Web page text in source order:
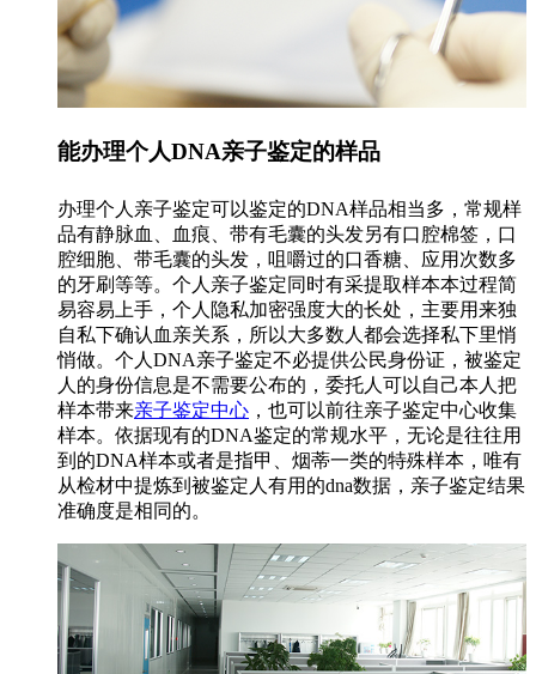
能办理个人DNA亲子鉴定的样品
办理个人亲子鉴定可以鉴定的DNA样品相当多，常规样
品有静脉血、血痕、带有毛囊的头发另有口腔棉签，口
腔细胞、带毛囊的头发，咀嚼过的口香糖、应用次数多
的牙刷等等。个人亲子鉴定同时有采提取样本本过程简
易容易上手，个人隐私加密强度大的长处，主要用来独
自私下确认血亲关系，所以大多数人都会选择私下里悄
悄做。个人DNA亲子鉴定不必提供公民身份证，被鉴定
人的身份信息是不需要公布的，委托人可以自己本人把
样本带来亲子鉴定中心 ，也可以前往亲子鉴定中心收集
样本。依据现有的DNA鉴定的常规水平，无论是往往用
到的DNA样本或者是指甲、烟蒂一类的特殊样本，唯有
从检材中提炼到被鉴定人有用的dna数据，亲子鉴定结果
准确度是相同的。